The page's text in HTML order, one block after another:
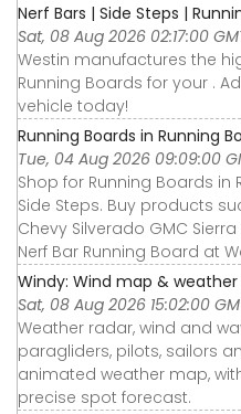
Nerf Bars | Side Steps |
Sat, 08 Aug 2026 02:17:00
Westin manufactures the
Running Boards for your .
vehicle today!
Running Boards in Running
Tue, 04 Aug 2026 09:09:00
Shop for Running Boards in
Side Steps. Buy products
Chevy Silverado GMC
Nerf Bar Running Board at
Windy: Wind map &
Sat, 08 Aug 2026 15:02:00
Weather radar, wind and
paragliders, pilots, sailors
animated weather map,
precise spot forecast.